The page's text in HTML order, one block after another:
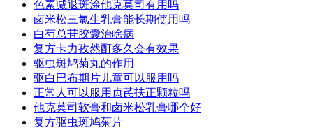
色素减退斑涂他克莫司有用吗
卤米松三氯生乳膏能长期使用吗
白芍总苷胶囊治啥病
复方卡力孜然酊多久会有效果
驱虫斑鸠菊丸的作用
驱白巴布期片儿童可以服用吗
正常人可以服用贞芪扶正颗粒吗
他克莫司软膏和卤米松乳膏哪个好
复方驱虫斑鸠菊片